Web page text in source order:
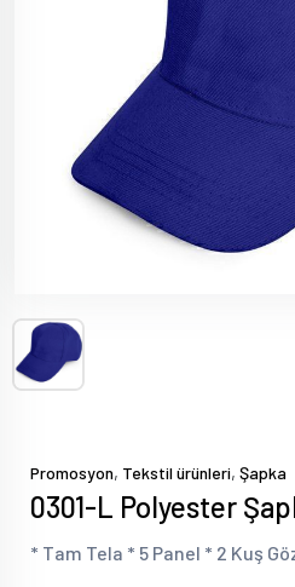
Promosyon, Tekstil ürünleri, Şapka
0301-L Polyester
* Tam Tela * 5 Panel * 2 Kuş